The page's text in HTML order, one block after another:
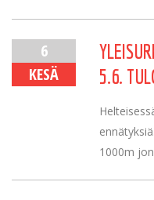
6
KESÄ
5.6.
1000m